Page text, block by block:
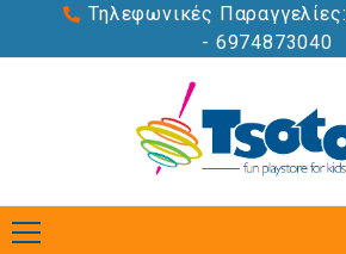
Τηλεφωνικές Παραγγελίες:
- 6974873040